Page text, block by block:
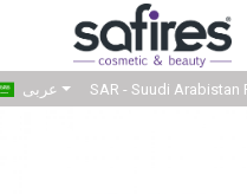
عربى SAR - Suudi Arabistan